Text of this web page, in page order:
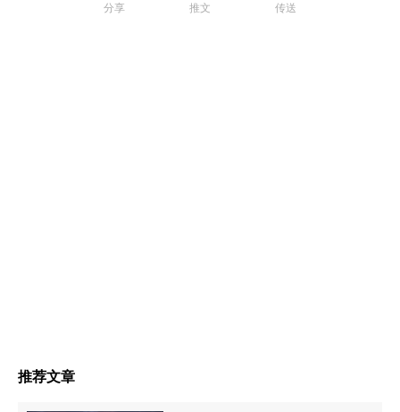
分享 推文 传送
推荐文章